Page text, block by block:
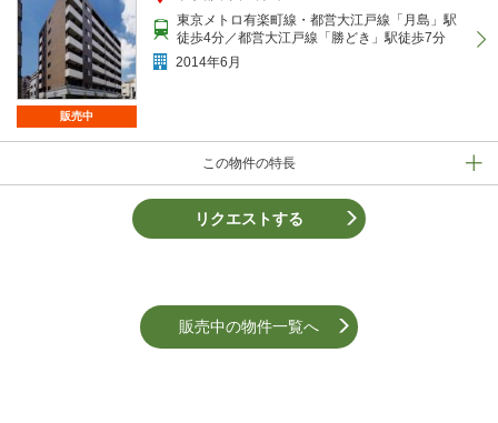
販売中
この物件の特長
東京メトロ有楽町線・都営大江戸線「月島」駅
徒歩4分／都営大江戸線「勝どき」駅徒歩7分
2014年6月
リクエストする
販売中の物件一覧へ